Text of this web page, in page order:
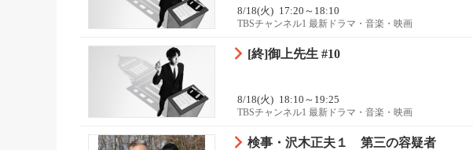
8/18(火) 17:20～18:10
TBSチャンネル1 最新ドラマ・音楽・映画
[終]御上先生 #10
8/18(火) 18:10～19:25
TBSチャンネル1 最新ドラマ・音楽・映画
検事・沢木正夫１ 第三の容疑者